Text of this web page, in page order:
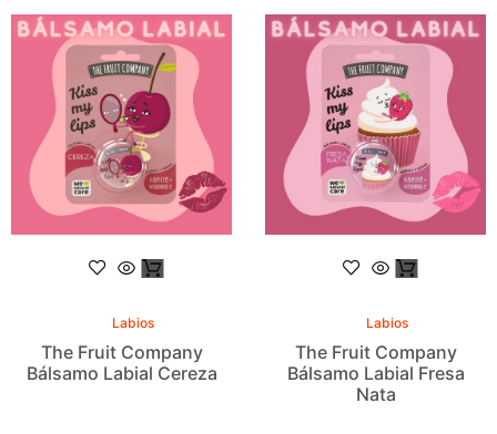
Labios
The Fruit Company
Bálsamo Labial Cereza
Labios
The Fruit Company
Bálsamo Labial Fresa
Nata